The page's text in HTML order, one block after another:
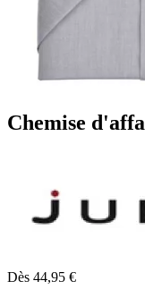
Chemise
Dès 44,95 €